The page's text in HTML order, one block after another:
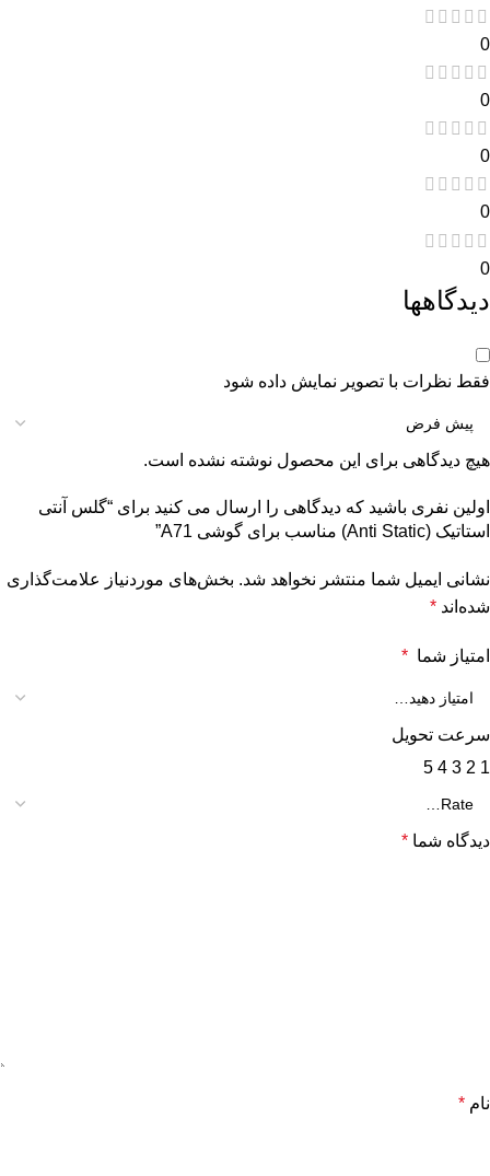
0
0
0
0
0
دیدگاهها
فقط نظرات با تصویر نمایش داده شود
هیچ دیدگاهی برای این محصول نوشته نشده است.
اولین نفری باشید که دیدگاهی را ارسال می کنید برای “گلس آنتی
استاتیک (Anti Static) مناسب برای گوشی A71”
نشانی ایمیل شما منتشر نخواهد شد. بخش‌های موردنیاز علامت‌گذاری
شده‌اند *
امتیاز شما *
سرعت تحویل
1
2
3
4
5
دیدگاه شما *
نام *